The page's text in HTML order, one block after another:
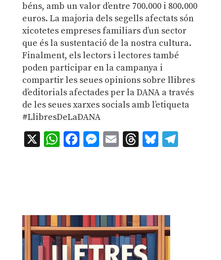
béns, amb un valor d’entre 700.000 i 800.000
euros. La majoria dels segells afectats són
xicotetes empreses familiars d’un sector
que és la sustentació de la nostra cultura.
Finalment, els lectors i lectores també
poden participar en la campanya i
compartir les seues opinions sobre llibres
d’editorials afectades per la DANA a través
de les seues xarxes socials amb l’etiqueta
#LlibresDeLaDANA
X WhatsApp
Facebook
Messenger
EmailThreads
Bluesky